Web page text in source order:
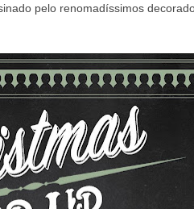
pelo renomadíssimos